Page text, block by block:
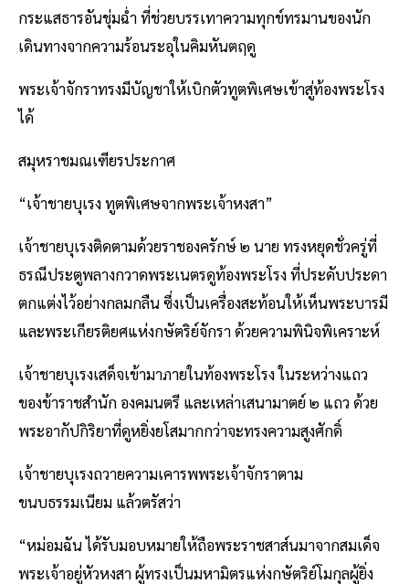
กระแสธารอันชุ่มฉ่ำ ที่ช่วยบรรเทาความทุกข์ทรมานของนัก
เดินทางจากความร้อนระอุในคิมหันตฤดู
พระเจ้าจักราทรงมีบัญชาให้เบิกตัวทูตพิเศษเข้าสู่ท้องพระโรง
ได้
สมุหราชมณเฑียรประกาศ
“เจ้าชายบุเรง ทูตพิเศษจากพระเจ้าหงสา”
เจ้าชายบุเรงติดตามด้วยราชองครักษ์ ๒ นาย ทรงหยุดชั่วครู่ที่
ธรณีประตูพลางกวาดพระเนตรดูท้องพระโรง ที่ประดับประดา
ตกแต่งไว้อย่างกลมกลืน ซึ่งเป็นเครื่องสะท้อนให้เห็นพระบารมี
และพระเกียรติยศแห่งกษัตริย์จักรา ด้วยความพินิจพิเคราะห์
เจ้าชายบุเรงเสด็จเข้ามาภายในท้องพระโรง ในระหว่างแถว
ของข้าราชสำนัก องคมนตรี และเหล่าเสนามาตย์ ๒ แถว ด้วย
พระอากัปกิริยาที่ดูหยิ่งยโสมากกว่าจะทรงความสูงศักดิ์
เจ้าชายบุเรงถวายความเคารพพระเจ้าจักราตาม
ขนบธรรมเนียม แล้วตรัสว่า
“หม่อมฉัน ได้รับมอบหมายให้ถือพระราชสาส์นมาจากสมเด็จ
พระเจ้าอยู่หัวหงสา ผู้ทรงเป็นมหามิตรแห่งกษัตริย์โมกุลผู้ยิ่ง